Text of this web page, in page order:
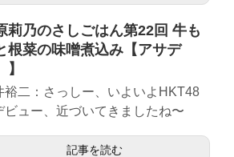
莉乃のさしごはん第22回 牛も
根菜の味噌煮込み【アサデ
】
裕二：さっしー、いよいよHKT48
ビュー、近づいてきましたね〜
記事を読む